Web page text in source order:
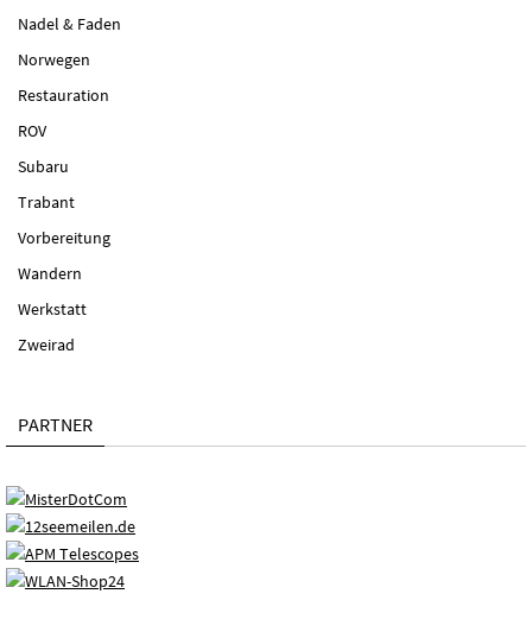
Nadel & Faden
Norwegen
Restauration
ROV
Subaru
Trabant
Vorbereitung
Wandern
Werkstatt
Zweirad
PARTNER